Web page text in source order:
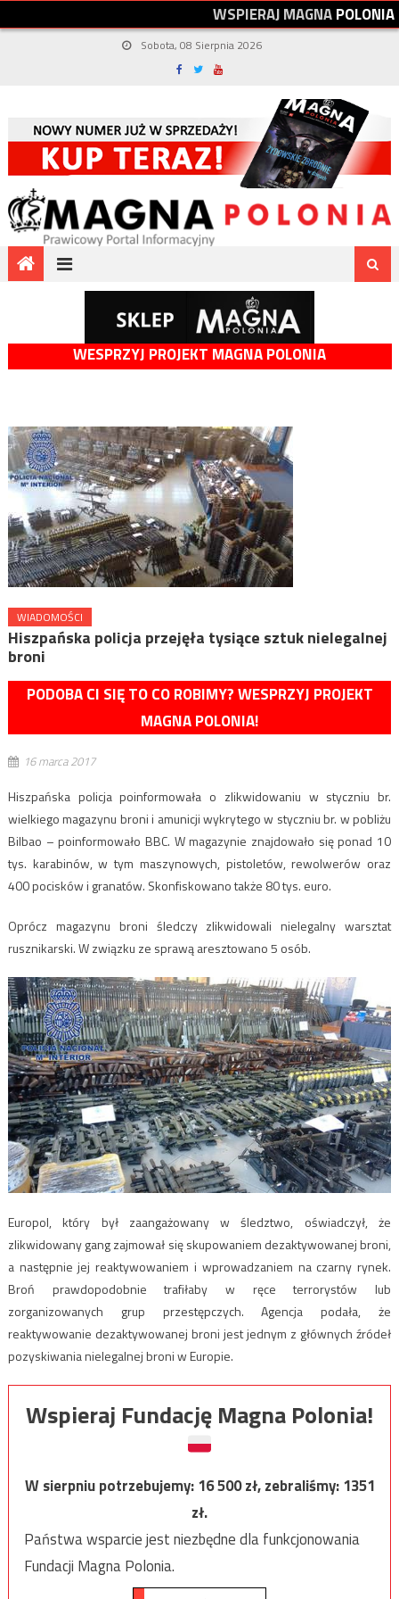
WSPIERAJMAGNAPOLONIA
Sobota, 08 Sierpnia 2026
WESPRZYJ PROJEKT MAGNA POLONIA
WIADOMOŚCI
Hiszpańska policja przejęła tysiące sztuk nielegalnej
broni
PODOBA CI SIĘ TO CO ROBIMY? WESPRZYJ PROJEKT
MAGNA POLONIA!
16 marca 2017
Hiszpańska policja poinformowała o zlikwidowaniu w styczniu br.
wielkiego magazynu broni i amunicji wykrytego w styczniu br. w pobliżu
Bilbao – poinformowało BBC. W magazynie znajdowało się ponad 10
tys. karabinów, w tym maszynowych, pistoletów, rewolwerów oraz
400 pocisków i granatów. Skonfiskowano także 80 tys. euro.
Oprócz magazynu broni śledczy zlikwidowali nielegalny warsztat
rusznikarski. W związku ze sprawą aresztowano 5 osób.
Europol, który był zaangażowany w śledztwo, oświadczył, że
zlikwidowany gang zajmował się skupowaniem dezaktywowanej broni,
a następnie jej reaktywowaniem i wprowadzaniem na czarny rynek.
Broń prawdopodobnie trafiłaby w ręce terrorystów lub
zorganizowanych grup przestępczych. Agencja podała, że
reaktywowanie dezaktywowanej broni jest jednym z głównych źródeł
pozyskiwania nielegalnej broni w Europie.
Wspieraj Fundację Magna Polonia!
W sierpniu potrzebujemy:16 500zł, zebraliśmy:1351
zł.
Państwa wsparcie jest niezbędne dla funkcjonowania
Fundacji Magna Polonia.